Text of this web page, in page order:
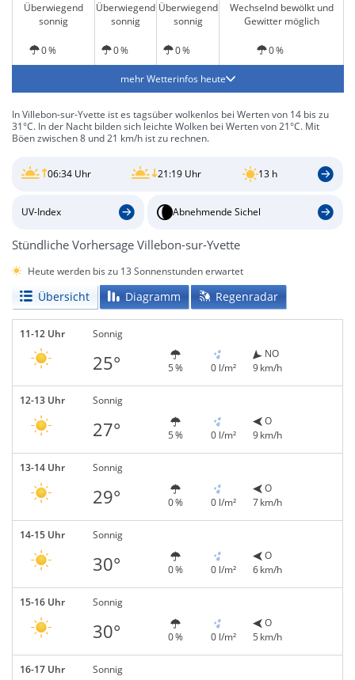
Überwiegend
sonnig
Überwiegend
sonnig
Überwiegend
sonnig
Wechselnd bewölkt und
Gewitter möglich
0 % 0 % 0 % 0 %
mehr Wetterinfos heute
In Villebon-sur-Yvette ist es tagsüber wolkenlos bei Werten von 14 bis zu
31°C. In der Nacht bilden sich leichte Wolken bei Werten von 21°C. Mit
Böen zwischen 8 und 21 km/h ist zu rechnen.
06:34 Uhr 21:19 Uhr 13 h
UV-Index Abnehmende Sichel
Stündliche Vorhersage Villebon-sur-Yvette
Heute werden bis zu 13 Sonnenstunden erwartet
Übersicht Diagramm Regenradar
11-12 Uhr Sonnig
25° 5 % 0 l/m²
NO
9 km/h
12-13 Uhr Sonnig
27° 5 % 0 l/m²
O
9 km/h
13-14 Uhr Sonnig
29° 0 % 0 l/m²
O
7 km/h
14-15 Uhr Sonnig
30° 0 % 0 l/m²
O
6 km/h
15-16 Uhr Sonnig
30° 0 % 0 l/m²
O
5 km/h
16-17 Uhr Sonnig